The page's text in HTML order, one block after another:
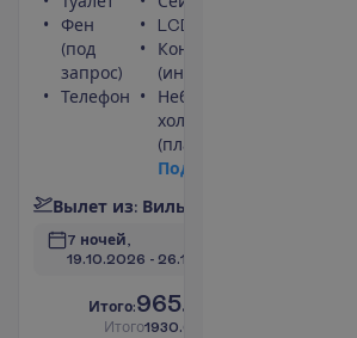
Фен
(под
запрос)
Телефон
LCD телевизор
Кондиционер
(индивидуальный)
Небольшой
холодильник
(платно)
Под
Вылет из: Виль
7 ночей,
19.10.2026 - 26.10.2026
И того:965.00
Итого1930.00